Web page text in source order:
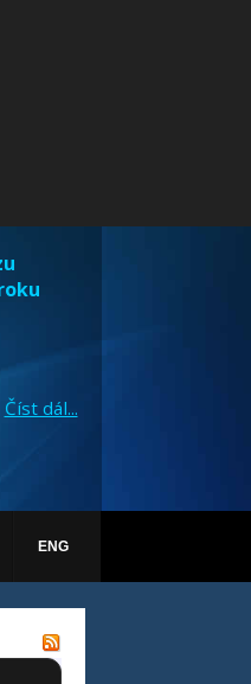
Číst dál...
ENG